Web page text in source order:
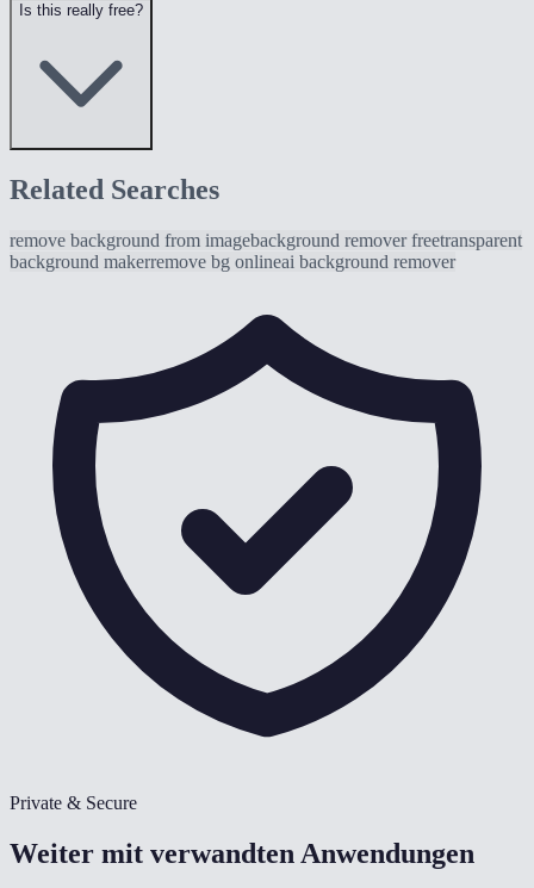
Is this really free?
Related Searches
remove background from imagebackground remover freetransparent
background makerremove bg onlineai background remover
Private & Secure
Weiter mit verwandten Anwendungen